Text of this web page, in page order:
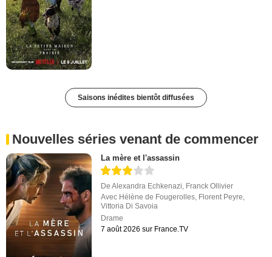
Saisons inédites bientôt diffusées
Nouvelles séries venant de commencer
La mère et l'assassin
DeAlexandra Echkenazi Franck Ollivier
Avec Hélène de Fougerolles Florent Peyre
Vittoria Di Savoia
Drame
7 août 2026 sur France.TV